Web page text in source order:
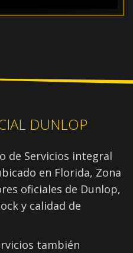
DUNLOP
de Servicios integral
en Florida, Zona
oficiales de Dunlop,
y calidad de
también